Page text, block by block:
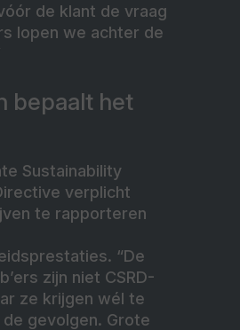
de klant de vraag
lopen we achter de
bepaalt het
Sustainability
verplicht
te rapporteren
“De
zijn niet CSRD-
ze krijgen wél te
gevolgen. Grote